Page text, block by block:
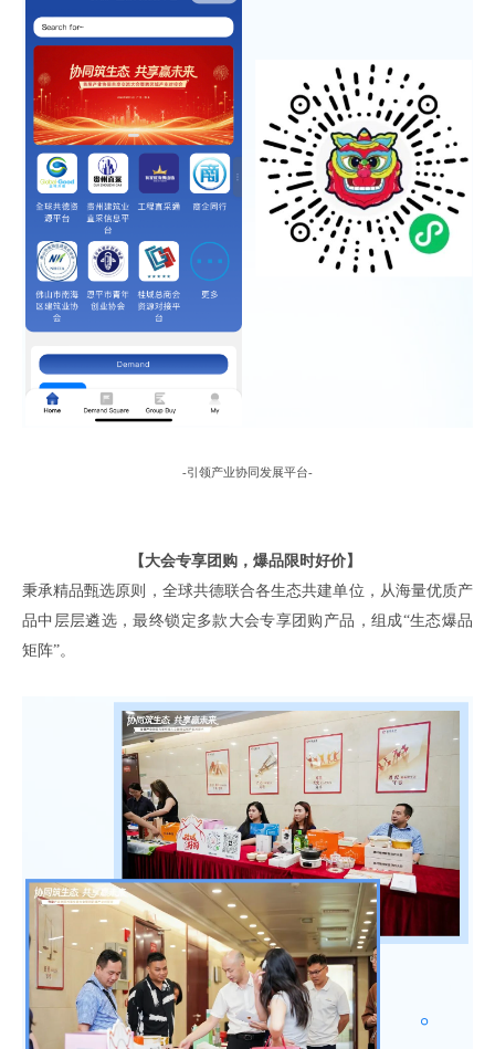
-引领产业协同发展平台-
【大会专享团购 ， 爆品限时好价】
秉承精品甄选原则，全球共德联合各生态共建单位，从海量优质产
品中层层遴选，最终锁定多款 大会专享团购 产品，组成“生态爆品
矩阵”。